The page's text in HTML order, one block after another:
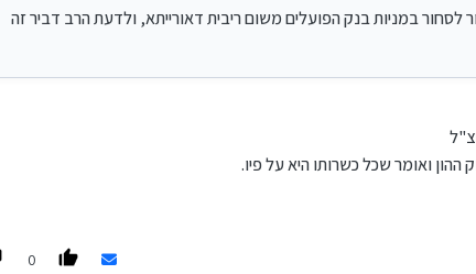
במניות בנק הפועלים משום ריבית דאורייתא, ולדעת הרב דביר זה
ואומר שכל כשרותו היא על פיו.
0